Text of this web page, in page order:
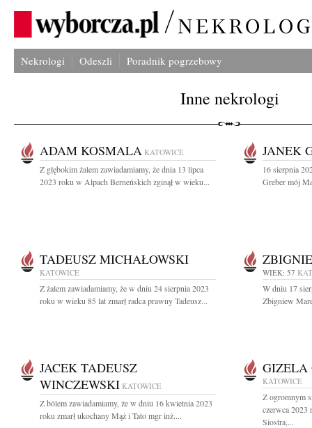
Nekrologi Odeszli Poradnik pogrzebowy
Inne nekrologi
ADAM KOSMALA KATOWICE
Z głębokim żalem zawiadamiamy, że dnia 13 lipca
2023 roku w Alpach Berneńskich zginął w wieku...
JANEK
16 sierpnia
Greber mój
TADEUSZ MICHAŁOWSKI
KATOWICE
Z żalem zawiadamiamy, że w dniu 24 sierpnia 2023
roku w wieku 85 lat zmarł radca prawny Tadeusz...
WIEK: 57
W dniu 17
Zbigniew
JACEK TADEUSZ
WINCZEWSKI KATOWICE
Z bólem zawiadamiamy, że w dniu 16 kwietnia 2023
roku zmarł ukochany Mąż i Tato mgr inż....
GIZELA
KATOWICE
Z ogromnym
czerwca 2023
Siostra,...